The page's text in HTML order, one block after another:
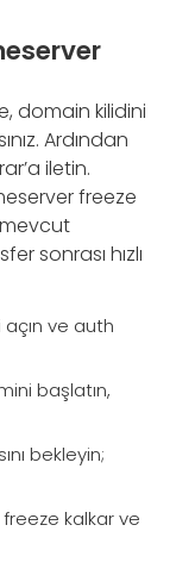
domain kilidini
Ardından
iletin.
freeze
sonrası hızlı
ve auth
başlatın,
bekleyin;
kalkar ve